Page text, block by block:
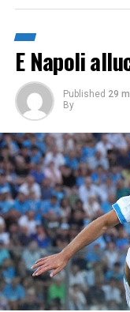
E Napoli
Published 29
By